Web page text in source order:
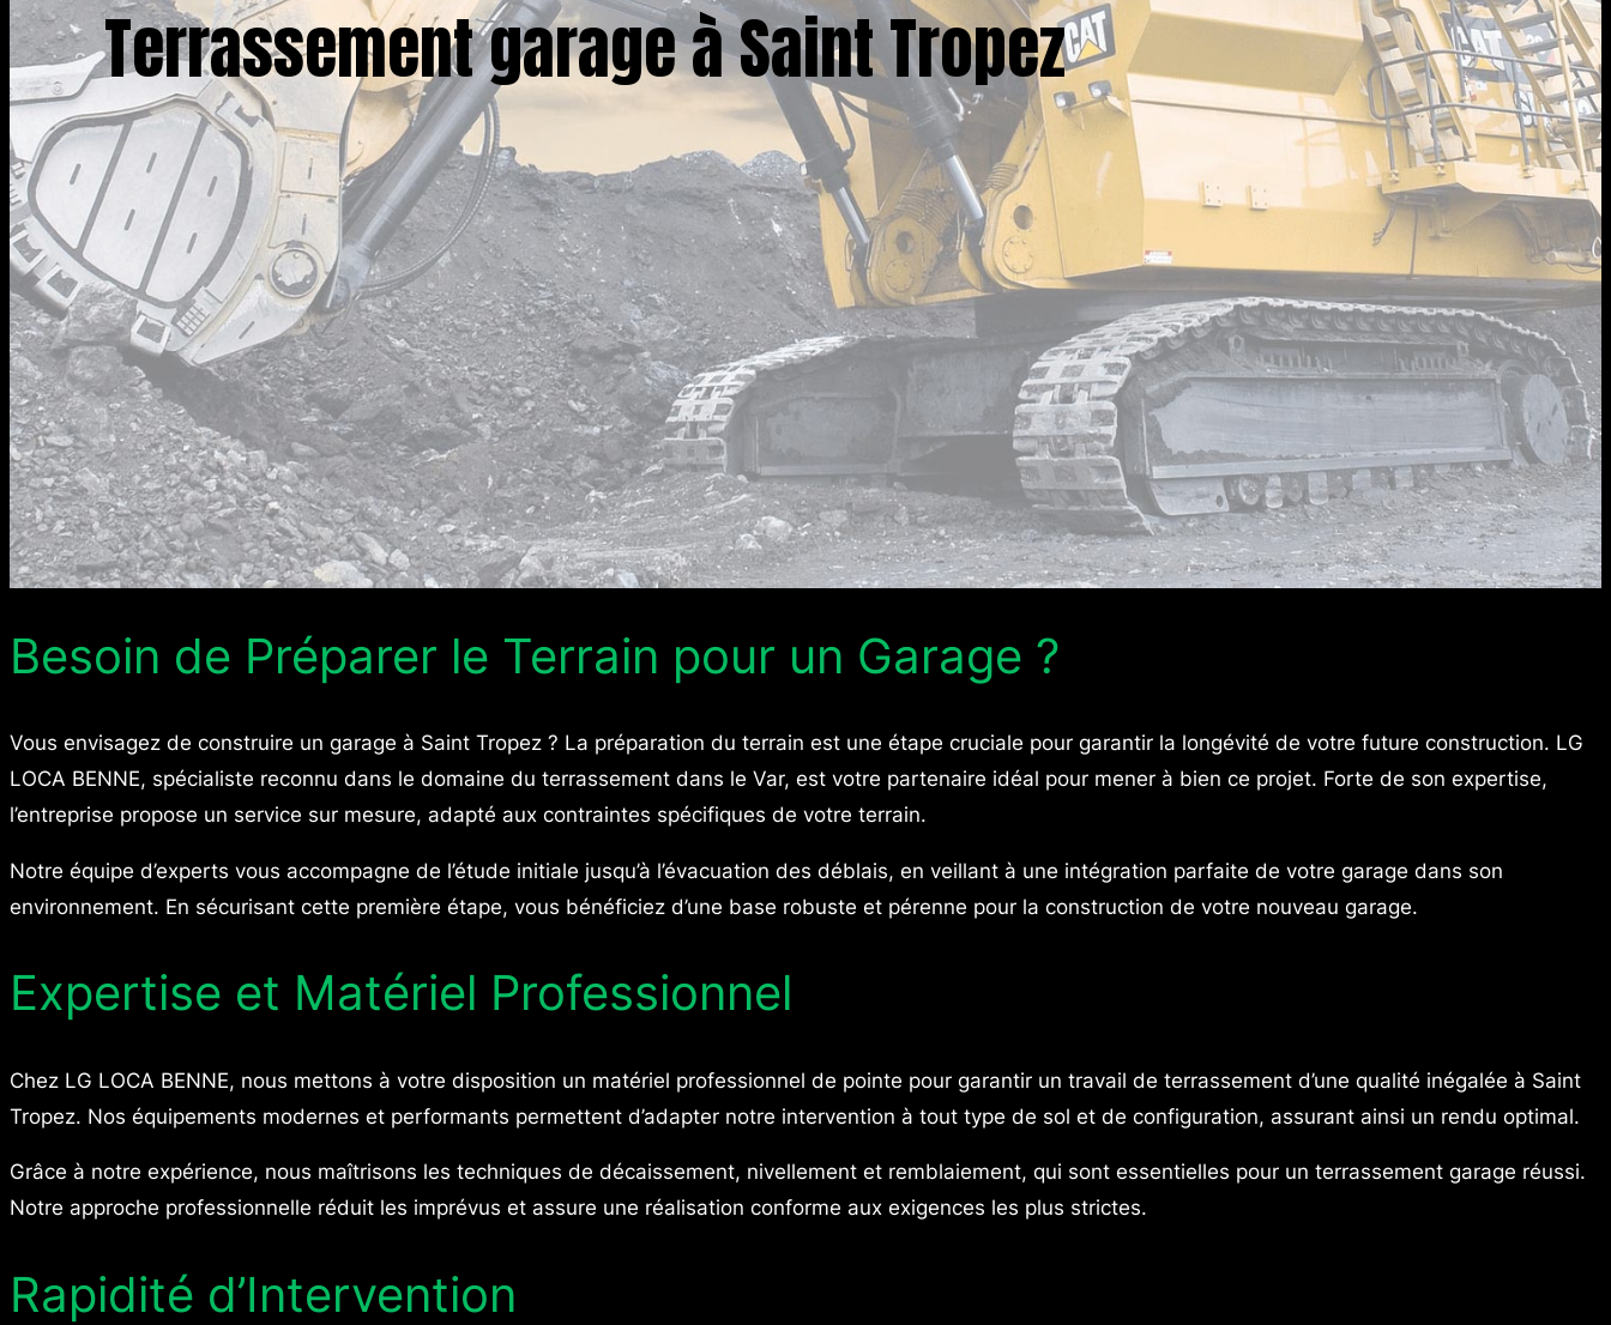
Terrassement garage à Saint Tropez
Besoin de Préparer le Terrain pour un Garage ?
Vous envisagez de construire un garage à Saint Tropez ? La préparation du terrain est une étape cruciale pour garantir la longévité de votre future construction. LG
LOCA BENNE, spécialiste reconnu dans le domaine du terrassement dans le Var, est votre partenaire idéal pour mener à bien ce projet. Forte de son expertise,
l’entreprise propose un service sur mesure, adapté aux contraintes spécifiques de votre terrain.
Notre équipe d’experts vous accompagne de l’étude initiale jusqu’à l’évacuation des déblais, en veillant à une intégration parfaite de votre garage dans son
environnement. En sécurisant cette première étape, vous bénéficiez d’une base robuste et pérenne pour la construction de votre nouveau garage.
Expertise et Matériel Professionnel
Chez LG LOCA BENNE, nous mettons à votre disposition un matériel professionnel de pointe pour garantir un travail de terrassement d’une qualité inégalée à Saint
Tropez. Nos équipements modernes et performants permettent d’adapter notre intervention à tout type de sol et de configuration, assurant ainsi un rendu optimal.
Grâce à notre expérience, nous maîtrisons les techniques de décaissement, nivellement et remblaiement, qui sont essentielles pour un terrassement garage réussi.
Notre approche professionnelle réduit les imprévus et assure une réalisation conforme aux exigences les plus strictes.
Rapidité d’Intervention